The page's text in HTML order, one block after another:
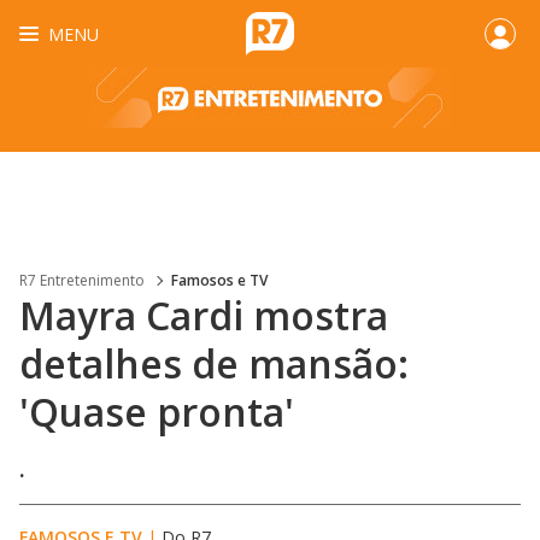
MENU
R7 Entretenimento Famosos e TV
Mayra Cardi mostra
detalhes de mansão:
'Quase pronta'
.